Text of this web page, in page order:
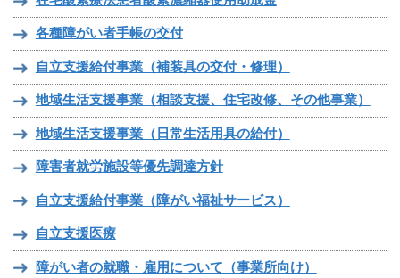
各種障がい者手帳の交付
自立支援給付事業（補装具の交付・修理）
地域生活支援事業（相談支援、住宅改修、その他事業）
地域生活支援事業（日常生活用具の給付）
障害者就労施設等優先調達方針
自立支援給付事業（障がい福祉サービス）
自立支援医療
障がい者の就職・雇用について（事業所向け）